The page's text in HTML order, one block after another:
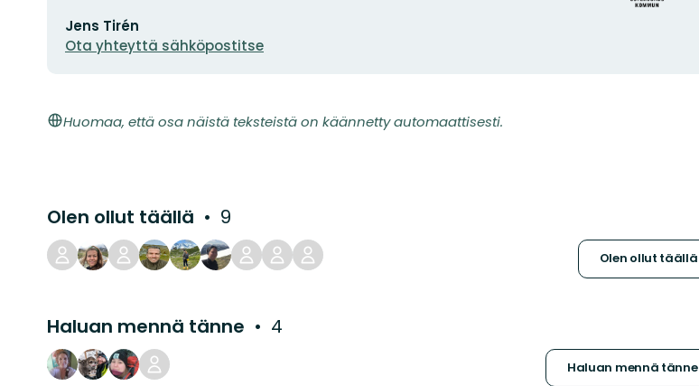
Jens Tirén
Ota yhteyttä sähköpostitse
Huomaa, että osa näistä teksteistä on käännetty automaattisesti.
Olen ollut täällä 9
Olen ollut täällä
Haluan mennä tänne 4
Haluan mennä tänne